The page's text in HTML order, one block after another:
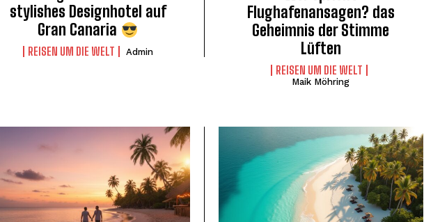
stylishes Designhotel auf
Gran Canaria
REISEN UM DIE WELT Admin
Flughafenansagen? das
Geheimnis der Stimme
Lüften
REISEN UM DIE WELT
Maik Möhring